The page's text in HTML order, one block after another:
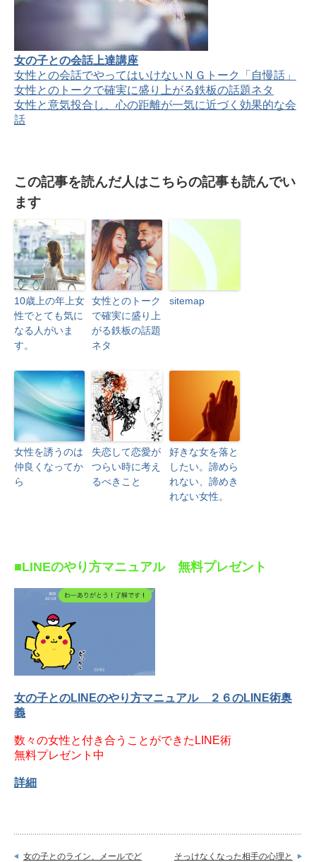
女の子との会話上達講座
女性との会話でやってはいけないＮＧトーク「自慢話」
女性とのトークで確実に盛り上がる鉄板の話題ネタ
女性と意気投合し、心の距離が一気に近づく効果的な会
話
この記事を読んだ人はこちらの記事も読んでい
ます
10歳上の年上女
性でとても気に
なる人がいま
す。
女性とのトーク
で確実に盛り上
がる鉄板の話題
ネタ
sitemap
女性を誘うのは
仲良くなってか
ら
失恋して恋愛が
つらい時に考え
るべきこと
好きな女を落と
したい。諦めら
れない、諦めき
れない女性。
■LINEのやり方マニュアル 無料プレゼント
女の子とのLINEのやり方マニュアル ２６のLINE術奥
義
数々の女性と付き合うことができたLINE術
無料プレゼント中
詳細
女の子とのライン、メールでど
そっけなくなった相手の心理と